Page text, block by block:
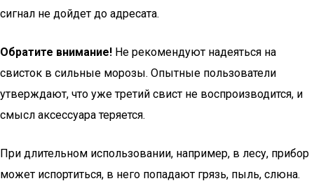
сигнал не дойдет до адресата.
Обратите внимание! Не рекомендуют надеяться на
свисток в сильные морозы. Опытные пользователи
утверждают, что уже третий свист не воспроизводится, и
смысл аксессуара теряется.
При длительном использовании, например, в лесу, прибор
может испортиться, в него попадают грязь, пыль, слюна.